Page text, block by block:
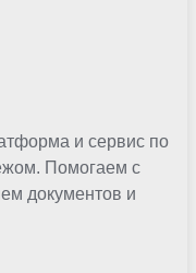
и сервис по
Помогаем с
документов и